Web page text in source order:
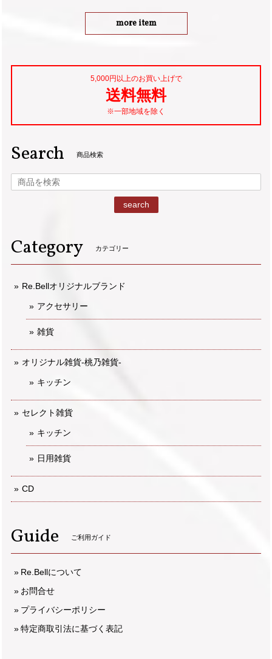
more item
5,000円以上のお買い上げで
送料無料
※一部地域を除く
Search 商品検索
search
Category カテゴリー
Re.Bellオリジナルブランド
アクセサリー
雑貨
オリジナル雑貨-桃乃雑貨-
キッチン
セレクト雑貨
キッチン
日用雑貨
CD
Guide ご利用ガイド
Re.Bellについて
お問合せ
プライバシーポリシー
特定商取引法に基づく表記